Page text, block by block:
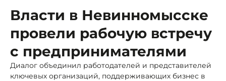
Власти в Невинномысске
провели рабочую встречу
с предпринимателями
Диалог объединил работодателей и представителей
ключевых организаций, поддерживающих бизнес в